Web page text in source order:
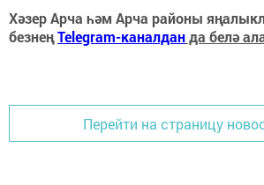
Хәзер Арча һәм Арча районы
безнеңTelegram-каналданда белә
Перейти на страницу